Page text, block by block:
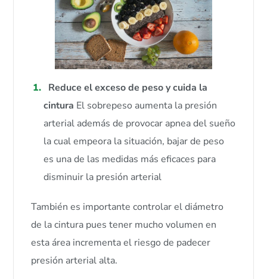
Reduce el exceso de peso y cuida la
cintura El sobrepeso aumenta la presión
arterial además de provocar apnea del sueño
la cual empeora la situación, bajar de peso
es una de las medidas más eficaces para
disminuir la presión arterial
También es importante controlar el diámetro
de la cintura pues tener mucho volumen en
esta área incrementa el riesgo de padecer
presión arterial alta.